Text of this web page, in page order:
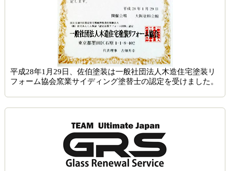
平成28年1月29日、佐伯塗装は一般社団法人木造住宅塗装リ
フォーム協会窯業サイディング塗替士の認定を受けました。